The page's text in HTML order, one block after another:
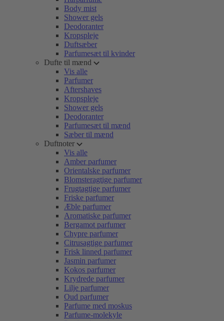
Body mist
Shower gels
Deodoranter
Kropspleje
Duftsæber
Parfumesæt til kvinder
Dufte til mænd
Vis alle
Parfumer
Aftershaves
Kropspleje
Shower gels
Deodoranter
Parfumesæt til mænd
Sæber til mænd
Duftnoter
Vis alle
Amber parfumer
Orientalske parfumer
Blomsteragtige parfumer
Frugtagtige parfumer
Friske parfumer
Æble parfumer
Aromatiske parfumer
Bergamot parfumer
Chypre parfumer
Citrusagtige parfumer
Frisk linned parfumer
Jasmin parfumer
Kokos parfumer
Krydrede parfumer
Lilje parfumer
Oud parfumer
Parfume med moskus
Parfume-molekyle